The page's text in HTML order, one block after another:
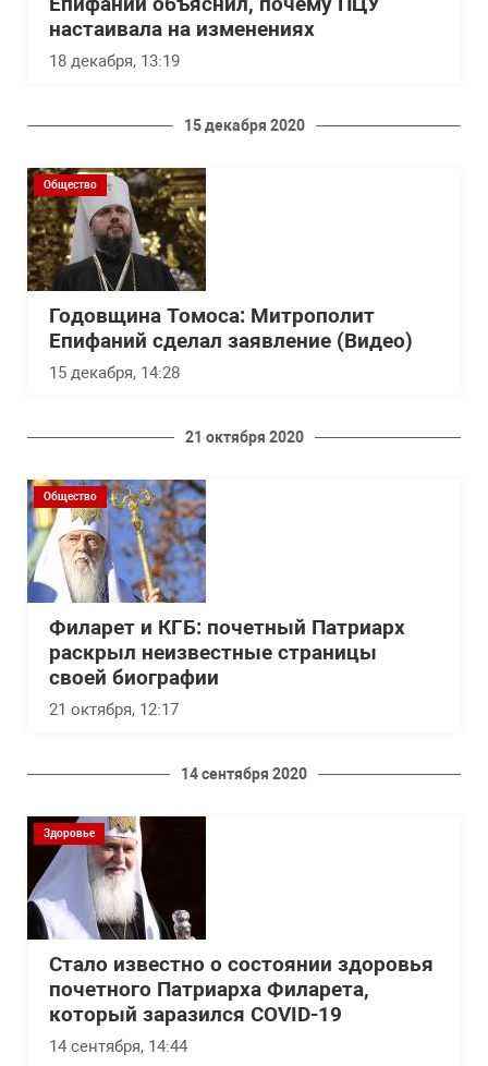
настаивала на изменениях
18 декабря, 13:19
15 декабря 2020
Общество
Годовщина Томоса: Митрополит
Епифаний сделал заявление (Видео)
15 декабря, 14:28
21 октября 2020
Общество
Филарет и КГБ: почетный Патриарх
раскрыл неизвестные страницы
своей биографии
21 октября, 12:17
14 сентября 2020
Здоровье
Стало известно о состоянии здоровья
почетного Патриарха Филарета,
который заразился COVID-19
14 сентября, 14:44